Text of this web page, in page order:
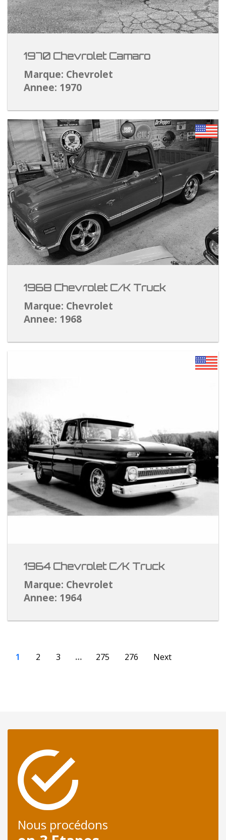
1970 Chevrolet Camaro
Marque: Chevrolet
Annee: 1970
1968 Chevrolet C/K Truck
Marque: Chevrolet
Annee: 1968
1964 Chevrolet C/K Truck
Marque: Chevrolet
Annee: 1964
1 2 3 … 275 276 Next
Nous procédons